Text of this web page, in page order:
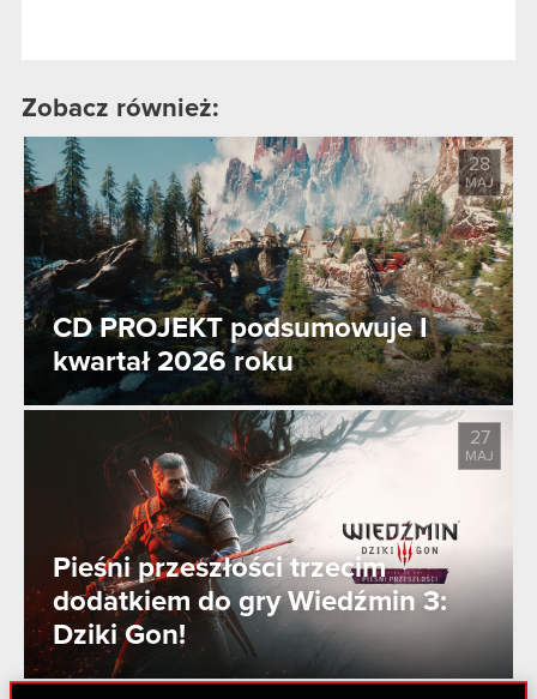
Zobacz również:
CD PROJEKT podsumowuje I
kwartał 2026 roku
28
MAJ
Pieśni przeszłości trzecim
dodatkiem do gry Wiedźmin 3:
Dziki Gon!
27
MAJ